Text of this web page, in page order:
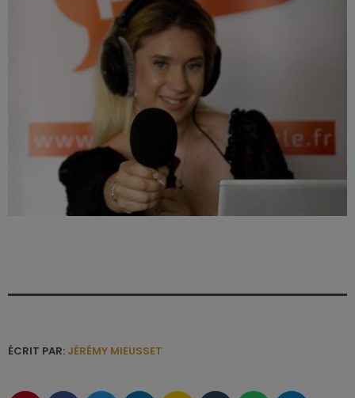
ÉCRIT PAR: JÉRÉMY MIEUSSET